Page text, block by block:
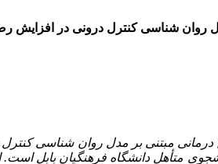
روان شناسی کنترل درونی در افزایش
مبتنی بر مدل روان شناسی کنترل